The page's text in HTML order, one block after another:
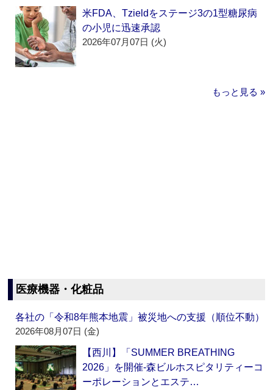
米FDA、Tzieldをステージ3の1型糖尿病
の小児に迅速承認
2026年07月07日 (火)
もっと見る »
医療機器・化粧品
各社の「令和8年熊本地震」被災地への支援（順位不動）
2026年08月07日 (金)
【西川】「SUMMER BREATHING
2026」を開催‐森ビルホスピタリティーコ
ーポレーションとエステ…